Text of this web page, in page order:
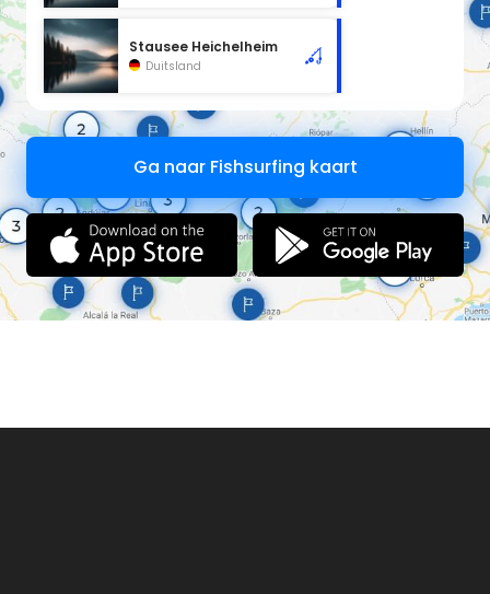
Stausee Heichelheim
Duitsland
Ga naar Fishsurfing kaart